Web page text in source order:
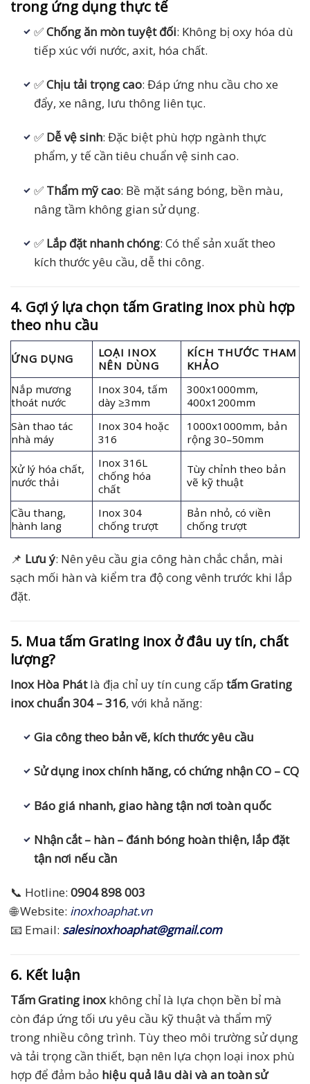
trong ứng dụng thực tế
✅Chống ăn mòn tuyệt đối: Không bị oxy hóa dù
tiếp xúc với nước, axit, hóa chất.
✅Chịu tải trọng cao: Đáp ứng nhu cầu cho xe
đẩy, xe nâng, lưu thông liên tục.
✅ Dễ vệ sinh: Đặc biệt phù hợp ngành thực
phẩm, y tế cần tiêu chuẩn vệ sinh cao.
✅ Thẩm mỹ cao: Bề mặt sáng bóng, bền màu,
nâng tầm không gian sử dụng.
✅ Lắp đặt nhanh chóng: Có thể sản xuất theo
kích thước yêu cầu, dễ thi công.
4. Gợi ý lựa chọn tấm Grating inox phù hợp
theo nhu cầu
ỨNG DỤNG
LOẠI INOX
NÊN DÙNG
KÍCH THƯỚC THAM
KHẢO
Nắp mương
thoát nước
Inox 304, tấm
dày ≥3mm
300x1000mm,
400x1200mm
Sàn thao tác
nhà máy
Inox 304 hoặc
316
1000x1000mm, bản
rộng 30–50mm
Xử lý hóa chất,
nước thải
Inox 316L
chống hóa
chất
Tùy chỉnh theo bản
vẽ kỹ thuật
Cầu thang,
hành lang
Inox 304
chống trượt
Bản nhỏ, có viền
chống trượt
📌 Lưu ý: Nên yêu cầu gia công hàn chắc chắn, mài
sạch mối hàn và kiểm tra độ cong vênh trước khi lắp
đặt.
5. Mua tấm Grating inox ở đâu uy tín, chất
lượng?
Inox Hòa Phátlà địa chỉ uy tín cung cấp tấm Grating
inox chuẩn 304 – 316, với khả năng:
Gia công theo bản vẽ, kích thước yêu cầu
Sử dụng inox chính hãng, có chứng nhận CO – CQ
Báo giá nhanh, giao hàng tận nơi toàn quốc
Nhận cắt – hàn – đánh bóng hoàn thiện, lắp đặt
tận nơi nếu cần
📞 Hotline: 0904 898 003
🌐 Website: inoxhoaphat.vn
📧 Email: salesinoxhoaphat@gmail.com
6. Kết luận
Tấm Grating inoxkhông chỉ là lựa chọn bền bỉ mà
còn đáp ứng tối ưu yêu cầu kỹ thuật và thẩm mỹ
trong nhiều công trình. Tùy theo môi trường sử dụng
và tải trọng cần thiết, bạn nên lựa chọn loại inox phù
hợp để đảm bảo hiệu quả lâu dài và an toàn sử